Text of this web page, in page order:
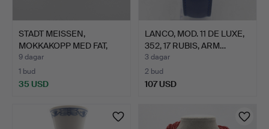
STADT MEISSEN,
MOKKAKOPP MED FAT,
LÖKMÖNST…
9 dagar
1 bud
35 USD
LANCO, MOD. 11 DE LUXE,
352, 17 RUBIS, ARM…
3 dagar
2 bud
107 USD